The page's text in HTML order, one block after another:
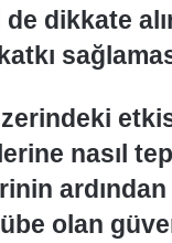
dikkate
nasıl
olan